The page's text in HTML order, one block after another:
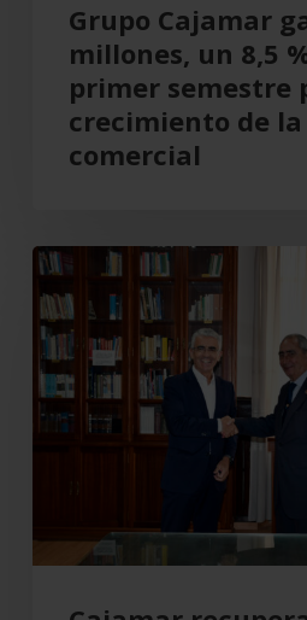
primer
semestre
crecimiento
actividad
comercial
Grupo Cajamar
millones, un 8,5
primer semestre
crecimiento de
comercial
Cajamar
recupera
el
Teatro
Cervantes
para